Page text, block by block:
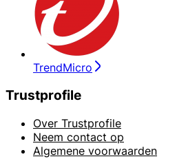
TrendMicro
Trustprofile
Over Trustprofile
Neem contact op
Algemene voorwaarden